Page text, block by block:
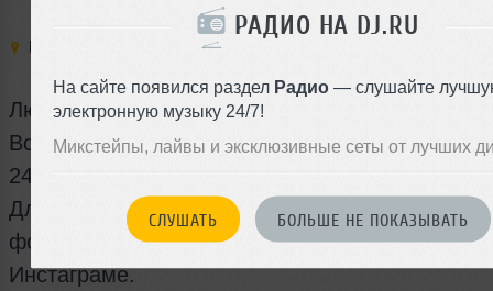
РАДИО НА DJ.RU
На сайте появился раздел Радио — слушайте
электронную музыку 24/7!
Микстейпы, лайвы и эксклюзивные сеты от лучших
СЛУШАТЬ БОЛЬШЕ НЕ ПОКАЗЫВАТЬ
Место: XXXX в Озерках,
Любите приятные подарки? Не упустите свой
Всем девушкам! Каждую пятницу и субботу, с
24:00 "ЧАС ХАЛЯВЫ".
Для девушек алкоголь за счет заведения в
фото с хештегом #XXXXOZERKI и геотегом в
Инстаграме.